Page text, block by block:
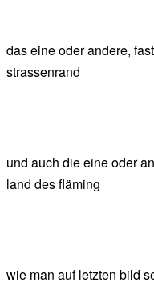
das eine oder andere,
strassenrand
und auch die eine oder
land des fläming
wie man auf letzten bild